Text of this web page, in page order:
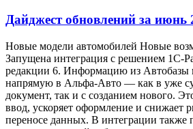
Дайджест обновлений за июнь
Новые модели автомобилей Новые
Запущена интеграция с решением 1С-
редакции 6. Информацию из Автобазы
напрямую в Альфа-Авто — как в уже
документ, так и с созданием нового.
ввод, ускоряет оформление и снижает
переносе данных. В интеграции также